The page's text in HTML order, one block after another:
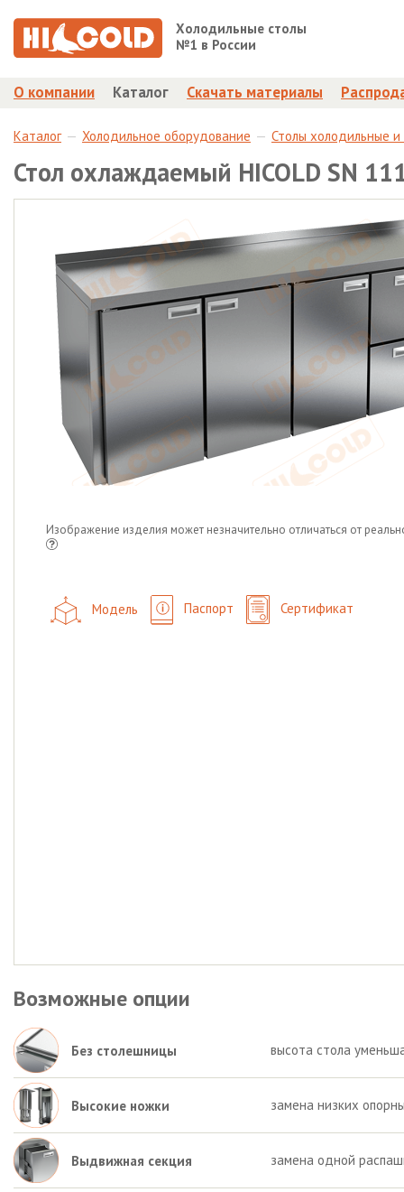
Холодильные столы
№1 в России
О компании Каталог Скачать материалы
Каталог Холодильное оборудование Столы холодильные
Стол охлаждаемый HICOLD SN
Изображение изделия может незначительно отличаться от
Модель Паспорт Сертификат
Возможные опции
Без столешницы высота стола
Высокие ножки замена низких
Выдвижная секция замена одной